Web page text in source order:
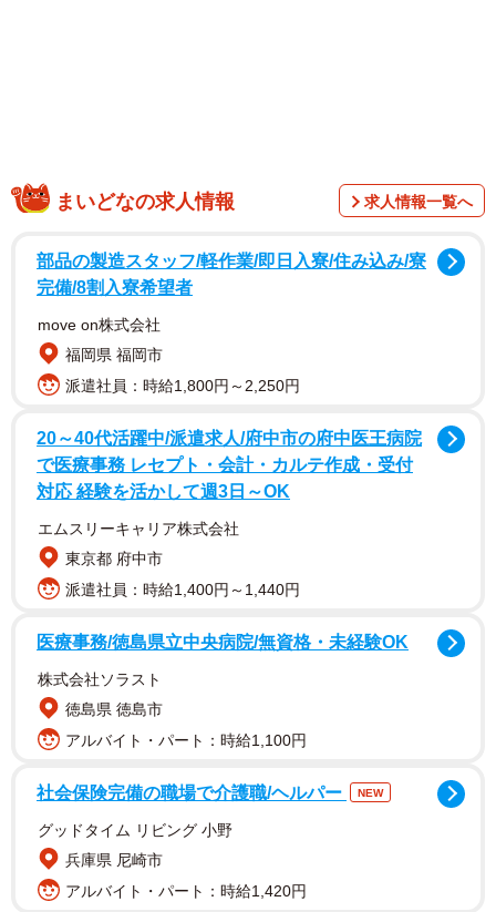
竹中知華さんは広島県生まれで、青森朝日放送に入社後、
NHK沖縄放送局の契約アナウンサーになり、2011年の結婚
前後に全国的に注目を集めました。フリーアナウンサーを
経て、現在はラジオ沖縄のアナウンサー。
まいどなの求人情報 求人情報一覧へ
部品の製造スタッフ/軽作業/即日入寮/住み込み/寮
完備/8割入寮希望者
move on株式会社
福岡県 福岡市
派遣社員：時給1,800円～2,250円
20～40代活躍中/派遣求人/府中市の府中医王病院
で医療事務 レセプト・会計・カルテ作成・受付
対応 経験を活かして週3日～OK
エムスリーキャリア株式会社
東京都 府中市
派遣社員：時給1,400円～1,440円
医療事務/徳島県立中央病院/無資格・未経験OK
株式会社ソラスト
徳島県 徳島市
アルバイト・パート：時給1,100円
社会保険完備の職場で介護職/ヘルパー NEW
グッドタイム リビング 小野
兵庫県 尼崎市
アルバイト・パート：時給1,420円